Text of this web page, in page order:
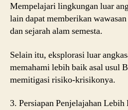
Mempelajari lingkungan luar
lain dapat memberikan
dan sejarah alam semesta.
Selain itu, eksplorasi luar
memahami lebih baik asal usul
memitigasi risiko-krisikonya.
3. Persiapan Penjelajahan